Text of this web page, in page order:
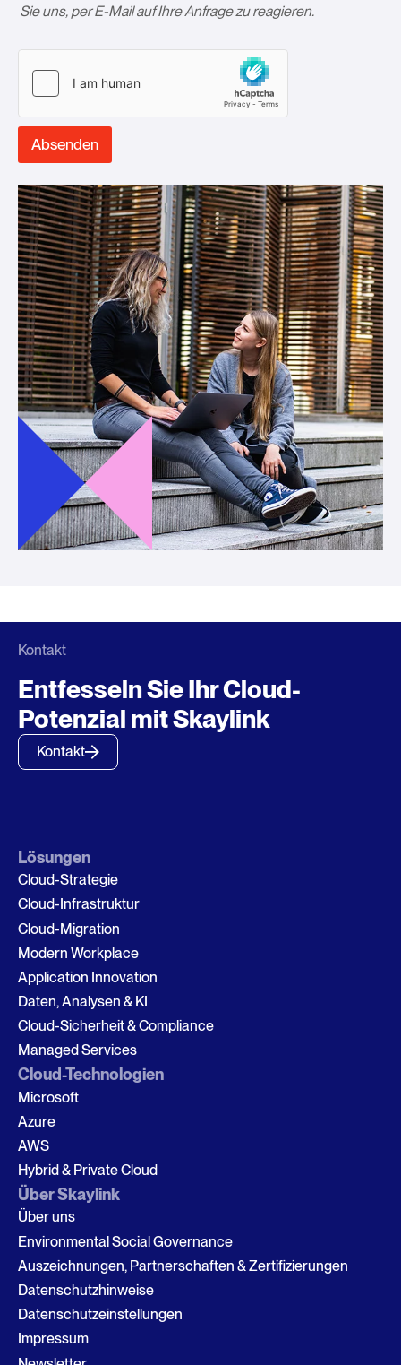
Sie uns, per E-Mail auf Ihre Anfrage zu reagieren.­
Absenden
Kontakt
Entfesseln Sie Ihr Cloud-
Potenzial mit Skaylink
Kontakt
Lösungen
Cloud-Strategie
Cloud-Infrastruktur
Cloud-Migration
Modern Workplace
Application Innovation
Daten, Analysen & KI
Cloud-Sicherheit & Compliance
Managed Services
Cloud-Technologien
Microsoft
Azure
AWS
Hybrid & Private Cloud
Über Skaylink
Über uns
Environmental Social Governance
Auszeichnungen, Partnerschaften & Zertifizierungen
Datenschutzhinweise
Datenschutzeinstellungen
Impressum